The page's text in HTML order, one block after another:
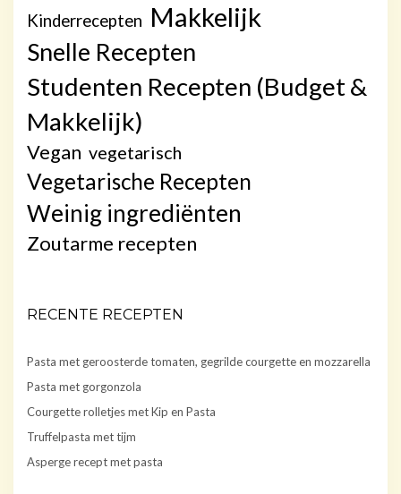
Kinderrecepten Makkelijk
Snelle Recepten
Studenten Recepten (Budget &
Makkelijk)
Vegan vegetarisch
Vegetarische Recepten
Weinig ingrediënten
Zoutarme recepten
RECENTE RECEPTEN
Pasta met geroosterde tomaten, gegrilde courgette en mozzarella
Pasta met gorgonzola
Courgette rolletjes met Kip en Pasta
Truffelpasta met tijm
Asperge recept met pasta